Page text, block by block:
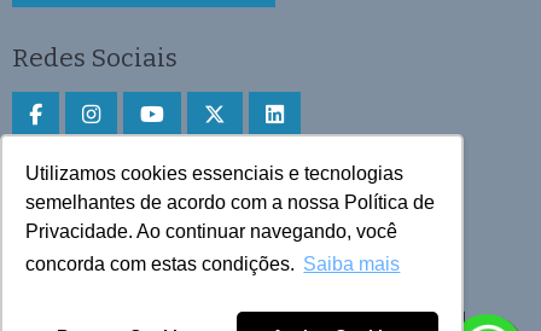
Utilizamos cookies essenciais e tecnologias
semelhantes de acordo com a nossa Política de
Privacidade. Ao continuar navegando, você
concorda com estas condições. Saiba mais
Redes Sociais
Faça download do aplicativo
Play Store e App Store
Todos os direitos reservados © 2025 Cruzeiro do Sul